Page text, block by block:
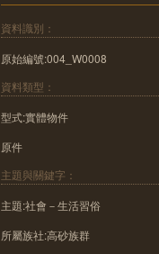
資料識別：
原始編號:004_W0008
資料類型：
型式:實體物件
原件
主題與關鍵字：
主題:社會－生活習俗
所屬族社:高砂族群